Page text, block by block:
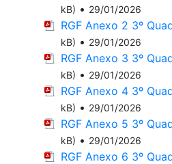
kB) • 29/01/2026
RGF Anexo 2 3º
kB) • 29/01/2026
RGF Anexo 3 3º
kB) • 29/01/2026
RGF Anexo 4 3º
kB) • 29/01/2026
RGF Anexo 5 3º
kB) • 29/01/2026
RGF Anexo 6 3º